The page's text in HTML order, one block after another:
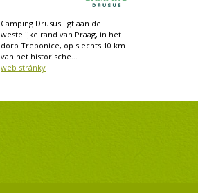
Camping Drusus ligt aan de
westelijke rand van Praag, in het
dorp Trebonice, op slechts 10 km
van het historische...
web stránky